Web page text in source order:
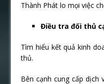
Thành Phát lo mọi việc
Điều tra đối thủ
Tìm hiểu kết quả kinh
thủ.
Bên cạnh cung cấp dịch